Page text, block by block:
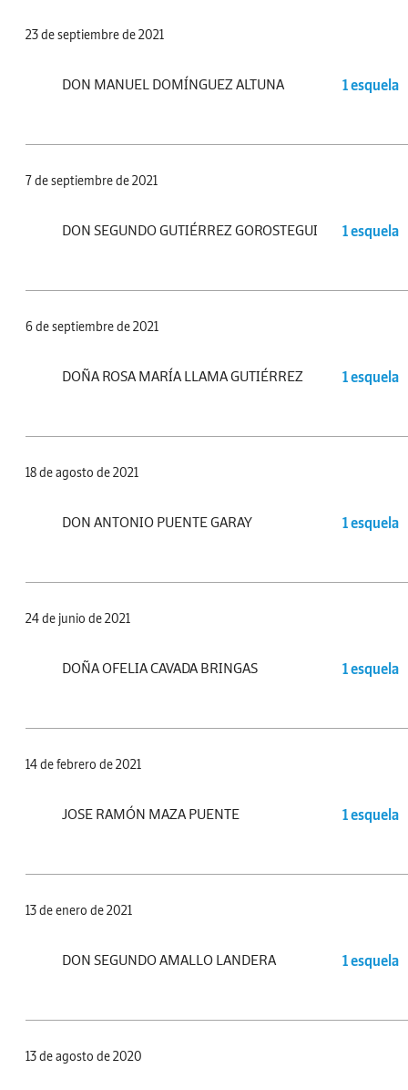
23 de septiembre de 2021
DON MANUEL DOMÍNGUEZ ALTUNA 1 esquela
7 de septiembre de 2021
DON SEGUNDO GUTIÉRREZ GOROSTEGUI 1 esquela
6 de septiembre de 2021
DOÑA ROSA MARÍA LLAMA GUTIÉRREZ 1 esquela
18 de agosto de 2021
DON ANTONIO PUENTE GARAY 1 esquela
24 de junio de 2021
DOÑA OFELIA CAVADA BRINGAS 1 esquela
14 de febrero de 2021
JOSE RAMÓN MAZA PUENTE 1 esquela
13 de enero de 2021
DON SEGUNDO AMALLO LANDERA 1 esquela
13 de agosto de 2020